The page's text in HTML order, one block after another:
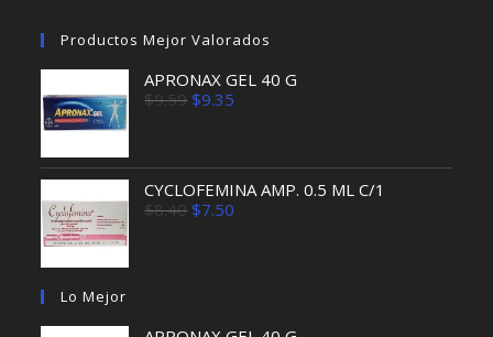
Productos Mejor Valorados
APRONAX GEL 40 G
$9.59El
precio
$9.59.
$9.35
$9.35.
CYCLOFEMINA AMP. 0.5 ML C/1
$8.40El
precio
$7.50
Lo Mejor